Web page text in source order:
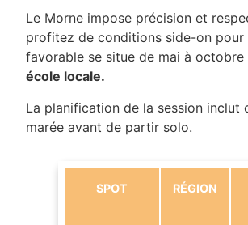
Le Morne impose précision et
profitez de conditions side-on pour
favorable se situe de mai à
école locale.
La planification de la session
marée avant de partir solo.
SPOT RÉGION